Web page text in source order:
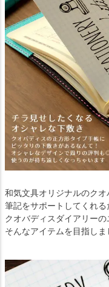
和気文具オリジナルのクオ
筆記をサポートしてくれる
クオバディスダイアリー
そんなアイテムを目指しま